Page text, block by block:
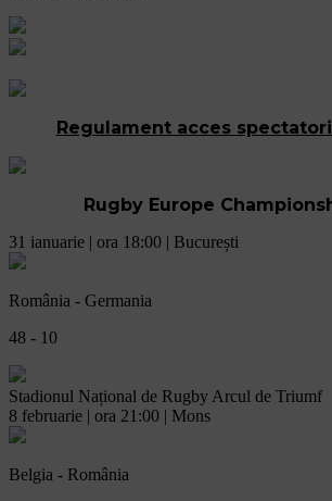
Regulament acces
Rugby Europe
31 ianuarie | ora 18:00 | București
România - Germania
48 - 10
Stadionul Național de Rugby Arcul de Triumf
8 februarie | ora 21:00 | Mons
Belgia - România